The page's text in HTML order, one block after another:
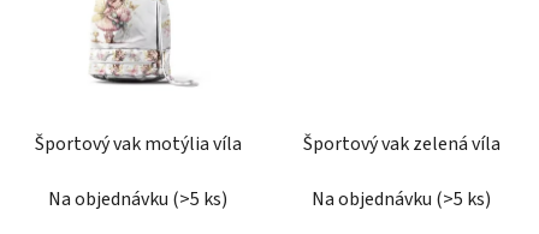
Športový vak motýlia víla
Na objednávku (>5 ks)
Športový vak zelená víla
Na objednávku (>5 ks)